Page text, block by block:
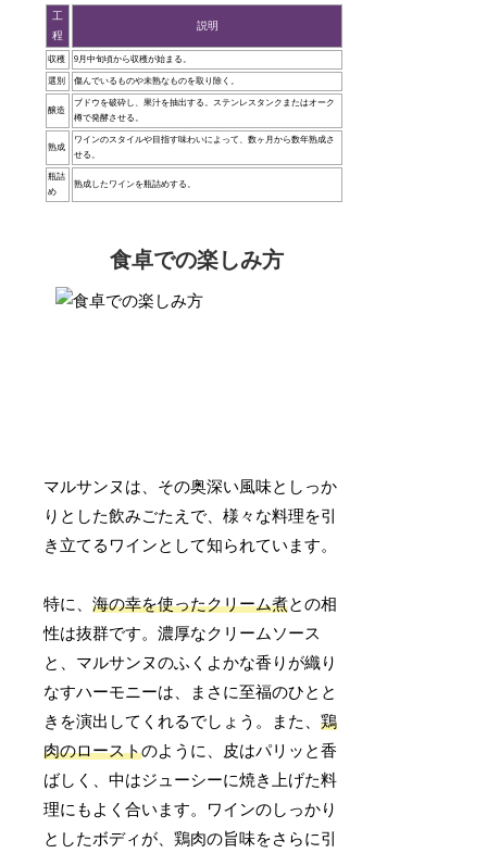
工
程
説明
収穫 9月中旬頃から収穫が始まる。
選別 傷んでいるものや未熟なものを取り除く。
醸造
ブドウを破砕し、果汁を抽出する。ステンレスタンクまたはオーク
樽で発酵させる。
熟成
ワインのスタイルや目指す味わいによって、数ヶ月から数年熟成さ
せる。
瓶詰
め
熟成したワインを瓶詰めする。
食卓での楽しみ方
マルサンヌは、その奥深い風味としっか
りとした飲みごたえで、様々な料理を引
き立てるワインとして知られています。
特に、海の幸を使ったクリーム煮との相
性は抜群です。濃厚なクリームソース
と、マルサンヌのふくよかな香りが織り
なすハーモニーは、まさに至福のひとと
きを演出してくれるでしょう。また、鶏
肉のローストのように、皮はパリッと香
ばしく、中はジューシーに焼き上げた料
理にもよく合います。ワインのしっかり
としたボディが、鶏肉の旨味をさらに引